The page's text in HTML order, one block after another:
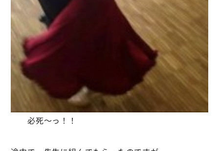
必死～っ！！